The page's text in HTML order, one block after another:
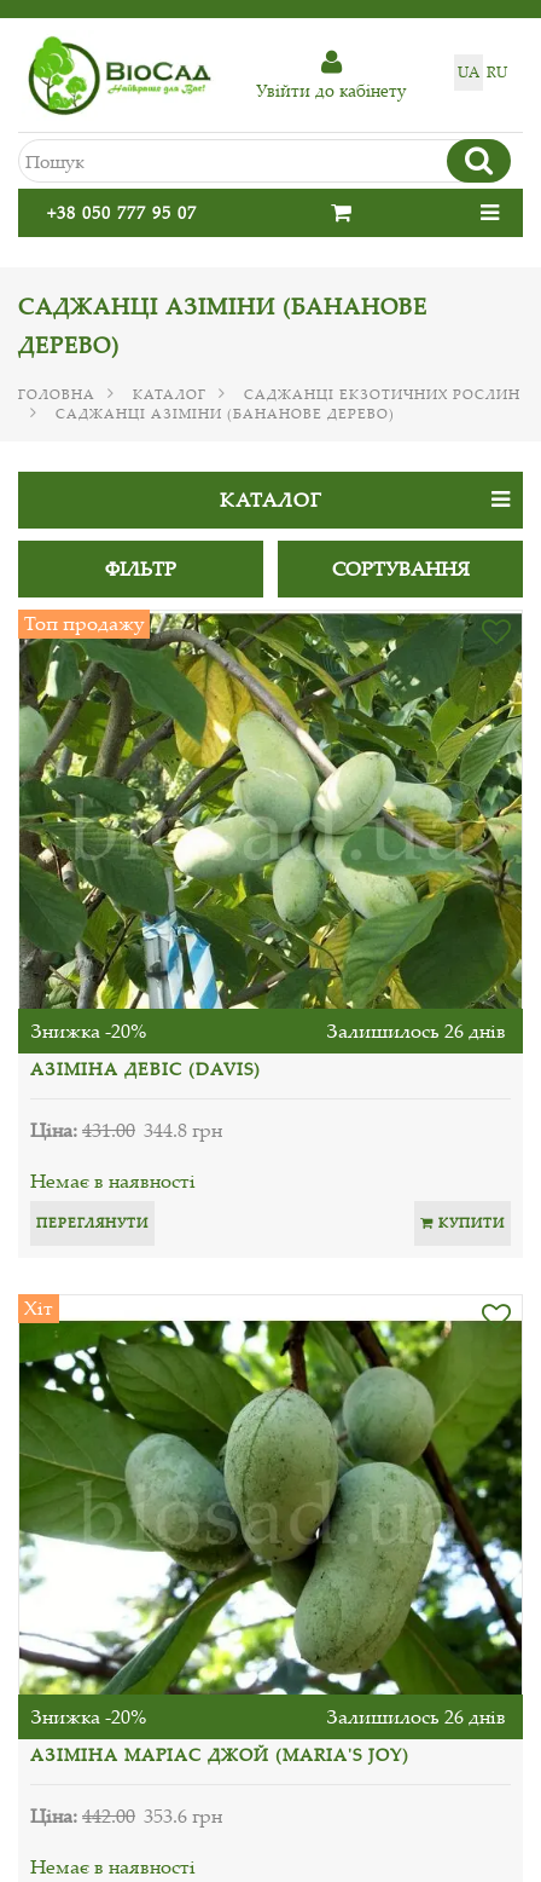
UA RU
Увiйти до кабiнету
+38 050 777 95 07
САДЖАНЦІ АЗІМІНИ (БАНАНОВЕ
ДЕРЕВО)
ГОЛОВНА КАТАЛОГ
САДЖАНЦІ ЕКЗОТИЧНИХ РОСЛИН
САДЖАНЦІ АЗІМІНИ (БАНАНОВЕ ДЕРЕВО)
КАТАЛОГ
ФІЛЬТР СОРТУВАННЯ
Топ продажу
Знижка -20% Залишилось 26 днів
АЗІМІНА ДЕВІС (DAVIS)
Ціна:431.00 344.8 грн
Немає в наявності
ПЕРЕГЛЯНУТИ КУПИТИ
Хіт
Знижка -20% Залишилось 26 днів
АЗІМІНА МАРІАС ДЖОЙ (MARIA'S JOY)
Ціна:442.00 353.6 грн
Немає в наявності